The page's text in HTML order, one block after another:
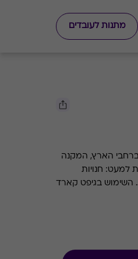
מתנות לעובדים
ברחבי הארץ, המקנה
למעט: חנויות
עודפים, הנחת מועדון, מגבלות הרשת וצבירת נקודות של בית העסק.. השימוש בגיפט קארד